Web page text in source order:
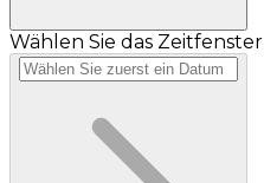
Wählen Sie das Zeitfenster